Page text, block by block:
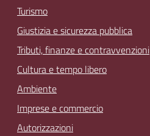
Turismo
Giustizia e sicurezza pubblica
Tributi, finanze e contravvenzioni
Cultura e tempo libero
Ambiente
Imprese e commercio
Autorizzazioni